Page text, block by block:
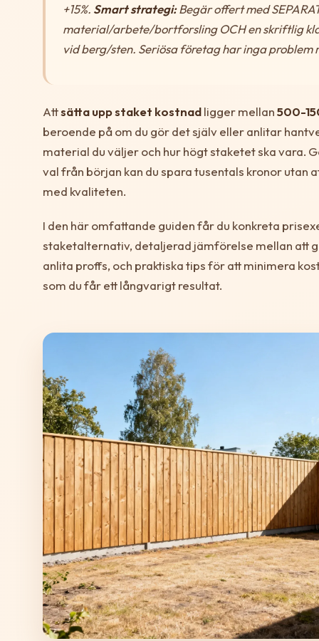
+15%. Smart strategi:Begär offert med
material/arbete/bortforsling OCH en skriftlig
vid berg/sten. Seriösa företag har inga problem
Attsätta upp staket kostnadligger mellan500-
beroende på om du gör det själv eller anlitar
material du väljer och hur högt staketet ska vara.
val från början kan du spara tusentals kronor utan
med kvaliteten.
I den här omfattande guiden får du konkreta
staketalternativ, detaljerad jämförelse mellan att
anlita proffs, och praktiska tips för att minimera
som du får ett långvarigt resultat.